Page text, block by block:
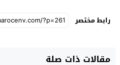
رابط مختصر
مقالات ذات صلة